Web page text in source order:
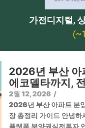
가전디지털,
2026년 부산 아
에코델타까지,
2월 12, 2026 /
2026년 부산 아파트 분
장 총정리 가이드 안녕하